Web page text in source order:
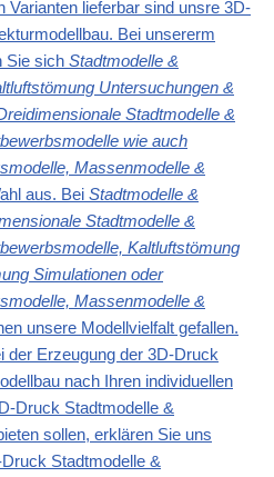
Varianten lieferbar sind unsre 3D-
Bei unsererm
Sie sich Stadtmodelle &
Untersuchungen &
Stadtmodelle &
wie auch
Massenmodelle &
aus. Bei Stadtmodelle &
Stadtmodelle &
Kaltluftstömung
Simulationen oder
Massenmodelle &
unsere Modellvielfalt gefallen.
der Erzeugung der 3D-Druck
nach Ihren individuellen
Druck Stadtmodelle &
sollen, erklären Sie uns
Stadtmodelle &